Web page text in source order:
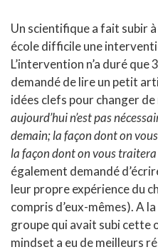
Un scientifique a fait subir à
école difficile une
L’intervention n’a duré que
demandé de lire un petit
idées clefs pour changer
aujourd’hui n’est pas
demain; la façon dont on
la façon dont on vous traitera
également demandé
leur propre expérience du
compris d’eux-mêmes). A
groupe qui avait subi cette
mindset a eu de meilleurs